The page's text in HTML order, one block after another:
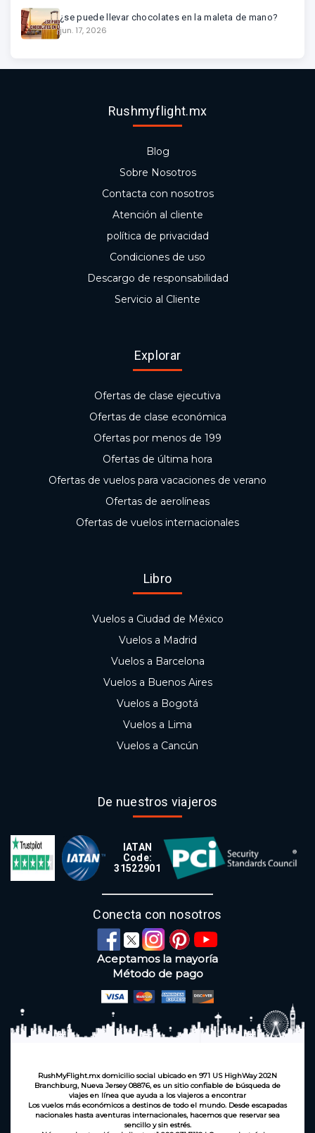
¿se puede llevar chocolates en la maleta de mano?
jun. 17, 2026
Rushmyflight.mx
Blog
Sobre Nosotros
Contacta con nosotros
Atención al cliente
política de privacidad
Condiciones de uso
Descargo de responsabilidad
Servicio al Cliente
Explorar
Ofertas de clase ejecutiva
Ofertas de clase económica
Ofertas por menos de 199
Ofertas de última hora
Ofertas de vuelos para vacaciones de verano
Ofertas de aerolíneas
Ofertas de vuelos internacionales
Libro
Vuelos a Ciudad de México
Vuelos a Madrid
Vuelos a Barcelona
Vuelos a Buenos Aires
Vuelos a Bogotá
Vuelos a Lima
Vuelos a Cancún
De nuestros viajeros
IATAN
Code:
31522901
Conecta con nosotros
Aceptamos la mayoría
Método de pago
RushMyFlight.mx domicilio social ubicado en 971 US HighWay 202N
Branchburg, Nueva Jersey 08876, es un sitio confiable de búsqueda de
viajes en línea que ayuda a los viajeros a encontrar
Los vuelos más económicos a destinos de todo el mundo. Desde escapadas
nacionales hasta aventuras internacionales, hacemos que reservar sea
sencillo y sin estrés.